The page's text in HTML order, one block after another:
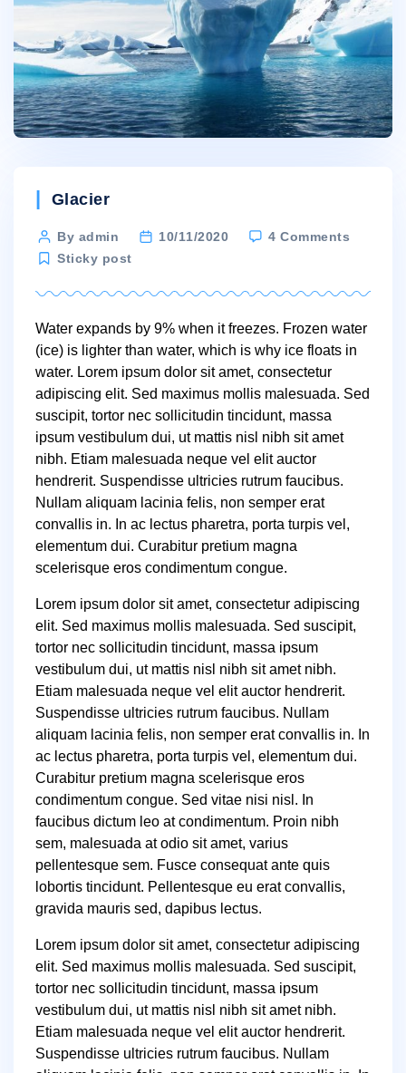
Categories
Glacier
Post
author
By admin 10/11/2020 4 Comments
floats
water?
Sticky post
Water expands by 9% when it freezes. Frozen water
(ice) is lighter than water, which is why ice floats in
water. Lorem ipsum dolor sit amet, consectetur
adipiscing elit. Sed maximus mollis malesuada. Sed
suscipit, tortor nec sollicitudin tincidunt, massa
ipsum vestibulum dui, ut mattis nisl nibh sit amet
nibh. Etiam malesuada neque vel elit auctor
hendrerit. Suspendisse ultricies rutrum faucibus.
Nullam aliquam lacinia felis, non semper erat
convallis in. In ac lectus pharetra, porta turpis vel,
elementum dui. Curabitur pretium magna
scelerisque eros condimentum congue.
Lorem ipsum dolor sit amet, consectetur adipiscing
elit. Sed maximus mollis malesuada. Sed suscipit,
tortor nec sollicitudin tincidunt, massa ipsum
vestibulum dui, ut mattis nisl nibh sit amet nibh.
Etiam malesuada neque vel elit auctor hendrerit.
Suspendisse ultricies rutrum faucibus. Nullam
aliquam lacinia felis, non semper erat convallis in. In
ac lectus pharetra, porta turpis vel, elementum dui.
Curabitur pretium magna scelerisque eros
condimentum congue. Sed vitae nisi nisl. In
faucibus dictum leo at condimentum. Proin nibh
sem, malesuada at odio sit amet, varius
pellentesque sem. Fusce consequat ante quis
lobortis tincidunt. Pellentesque eu erat convallis,
gravida mauris sed, dapibus lectus.
Lorem ipsum dolor sit amet, consectetur adipiscing
elit. Sed maximus mollis malesuada. Sed suscipit,
tortor nec sollicitudin tincidunt, massa ipsum
vestibulum dui, ut mattis nisl nibh sit amet nibh.
Etiam malesuada neque vel elit auctor hendrerit.
Suspendisse ultricies rutrum faucibus. Nullam